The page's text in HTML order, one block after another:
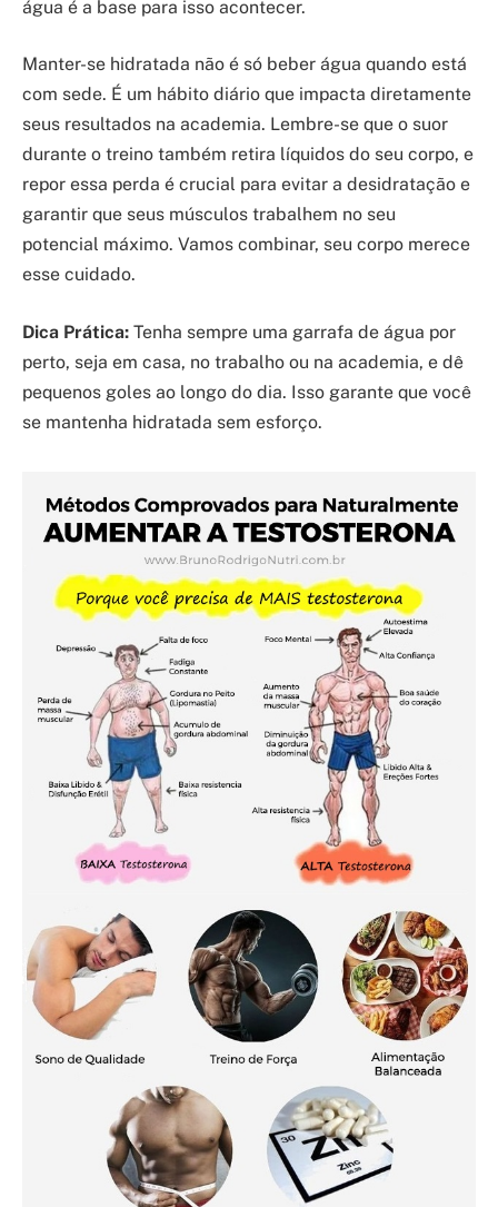
água é a base para isso acontecer.
Manter-se hidratada não é só beber água quando está
com sede. É um hábito diário que impacta diretamente
seus resultados na academia. Lembre-se que o suor
durante o treino também retira líquidos do seu corpo, e
repor essa perda é crucial para evitar a desidratação e
garantir que seus músculos trabalhem no seu
potencial máximo. Vamos combinar, seu corpo merece
esse cuidado.
Dica Prática: Tenha sempre uma garrafa de água por
perto, seja em casa, no trabalho ou na academia, e dê
pequenos goles ao longo do dia. Isso garante que você
se mantenha hidratada sem esforço.